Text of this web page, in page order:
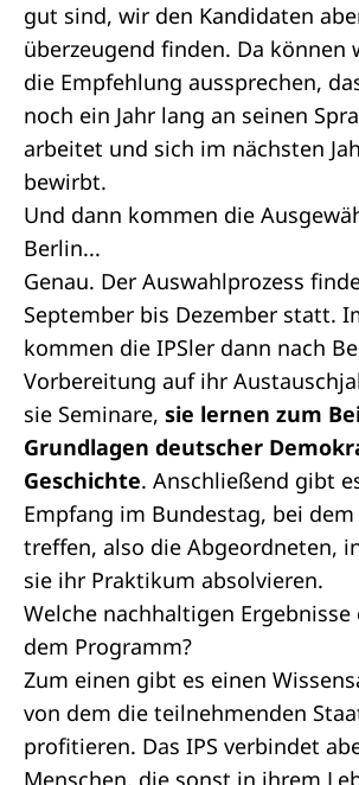
gut sind, wir den Kandidaten
überzeugend finden. Da können
die Empfehlung aussprechen,
noch ein Jahr lang an seinen
arbeitet und sich im nächsten
bewirbt.
Und dann kommen die
Berlin...
Genau. Der Auswahlprozess
September bis Dezember statt.
kommen die IPSler dann nach
Vorbereitung auf ihr
sie Seminare, sie lernen zum
Grundlagen deutscher
Geschichte. Anschließend gibt
Empfang im Bundestag, bei
treffen, also die Abgeordneten,
sie ihr Praktikum absolvieren.
Welche nachhaltigen Ergebnisse
dem Programm?
Zum einen gibt es einen
von dem die teilnehmenden
profitieren. Das IPS verbindet
Menschen, die sonst in ihrem